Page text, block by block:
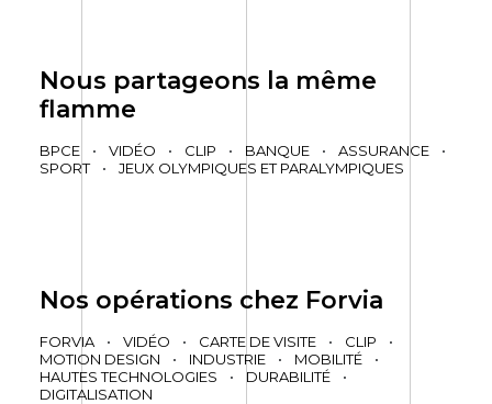
Nous partageons la même
flamme
BPCE • VIDÉO • CLIP • BANQUE • ASSURANCE
•
SPORT
• JEUX OLYMPIQUES ET PARALYMPIQUES
Nos opérations chez Forvia
FORVIA • VIDÉO • CARTE DE VISITE • CLIP
•
MOTION DESIGN
• INDUSTRIE • MOBILITÉ
•
HAUTES TECHNOLOGIES
• DURABILITÉ
•
DIGITALISATION